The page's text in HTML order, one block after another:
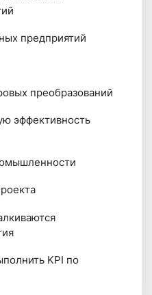
предприятий
преобразований
эффективность
KPI по